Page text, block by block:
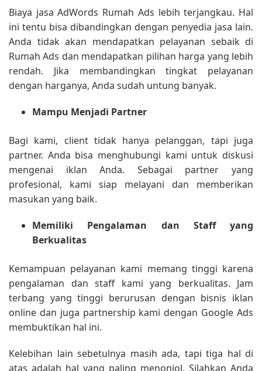
Biaya jasa AdWords Rumah Ads lebih terjangkau. Hal
ini tentu bisa dibandingkan dengan penyedia jasa lain.
Anda tidak akan mendapatkan pelayanan sebaik di
Rumah Ads dan mendapatkan pilihan harga yang lebih
rendah. Jika membandingkan tingkat pelayanan
dengan harganya, Anda sudah untung banyak.
Mampu Menjadi Partner
Bagi kami, client tidak hanya pelanggan, tapi juga
partner. Anda bisa menghubungi kami untuk diskusi
mengenai iklan Anda. Sebagai partner yang
profesional, kami siap melayani dan memberikan
masukan yang baik.
Memiliki Pengalaman dan Staff yang
Berkualitas
Kemampuan pelayanan kami memang tinggi karena
pengalaman dan staff kami yang berkualitas. Jam
terbang yang tinggi berurusan dengan bisnis iklan
online dan juga partnership kami dengan Google Ads
membuktikan hal ini.
Kelebihan lain sebetulnya masih ada, tapi tiga hal di
atas adalah hal yang paling menonjol. Silahkan Anda